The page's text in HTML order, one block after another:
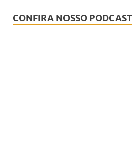
CONFIRA NOSSO PODCAST